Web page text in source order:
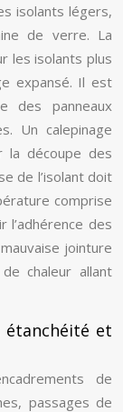
isolants légers,
de verre. La
les isolants plus
expansé. Il est
des panneaux
Un calepinage
la découpe des
de l’isolant doit
comprise
des
jointure
chaleur allant
et
de
passages de